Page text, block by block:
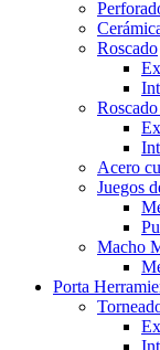
Roscado
Acero
Juegos
Macho
Porta